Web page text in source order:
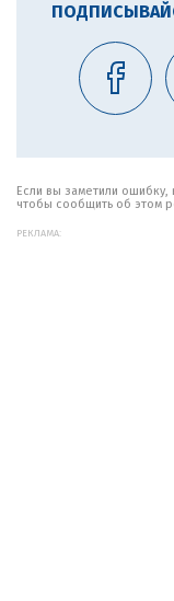
Если вы заметили ошибку,
чтобы сообщить об этом
РЕКЛАМА: